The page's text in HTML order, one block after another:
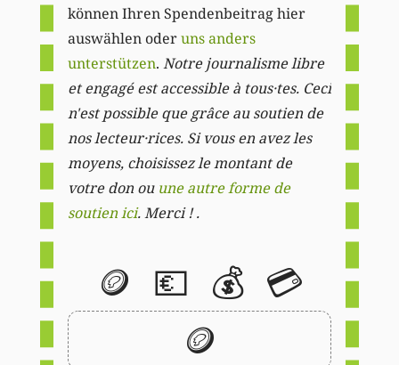
können Ihren Spendenbeitrag hier
auswählen oderuns anders
unterstützen. Notre journalisme libre
et engagé est accessible à tous·tes. Ceci
n'est possible que grâce au soutien de
nos lecteur·rices. Si vous en avez les
moyens, choisissez le montant de
votre don ou une autre forme de
soutien ici. Merci ! .
🪙 💶 💰 💳
🪙